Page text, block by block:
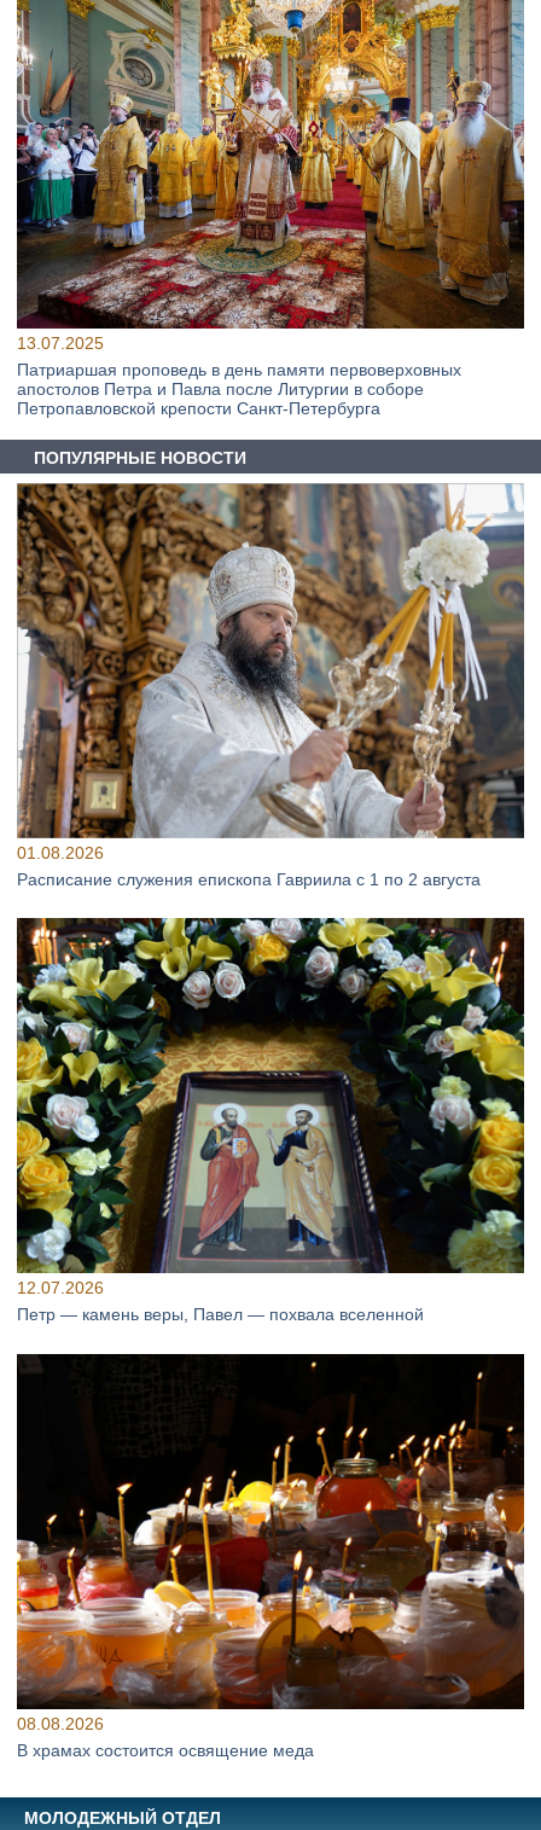
13.07.2025
Патриаршая проповедь в день памяти первоверховных
апостолов Петра и Павла после Литургии в соборе
Петропавловской крепости Санкт-Петербурга
ПОПУЛЯРНЫЕ НОВОСТИ
01.08.2026
Расписание служения епископа Гавриила с 1 по 2 августа
12.07.2026
Петр — камень веры, Павел — похвала вселенной
08.08.2026
В храмах состоится освящение меда
МОЛОДЕЖНЫЙ ОТДЕЛ